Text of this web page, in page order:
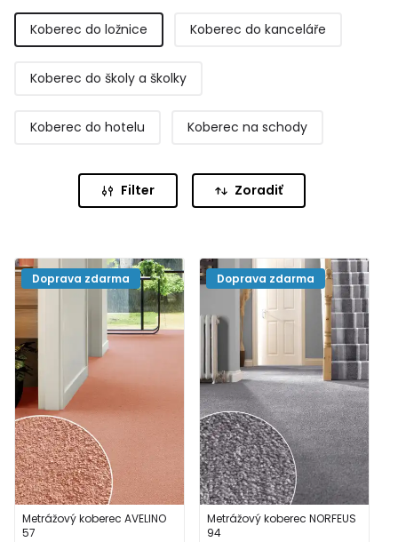
Koberec do ložnice Koberec do kanceláře
Koberec do školy a školky
Koberec do hotelu Koberec na schody
Filter Zoradiť
Metrážový koberec AVELINO
57
Doprava zdarma
Metrážový koberec NORFEUS
94
Doprava zdarma